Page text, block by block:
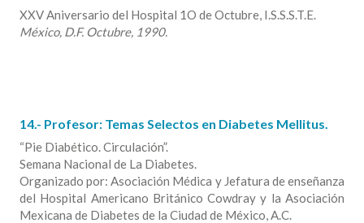
XXV Aniversario del Hospital 1O de Octubre, I.S.S.S.T.E.
México, D.F. Octubre, 1990.
14.- Profesor: Temas Selectos en Diabetes Mellitus.
“Pie Diabético. Circulación”.
Semana Nacional de La Diabetes.
Organizado por: Asociación Médica y Jefatura de enseñanza
del Hospital Americano Británico Cowdray y la Asociación
Mexicana de Diabetes de la Ciudad de México, A.C.